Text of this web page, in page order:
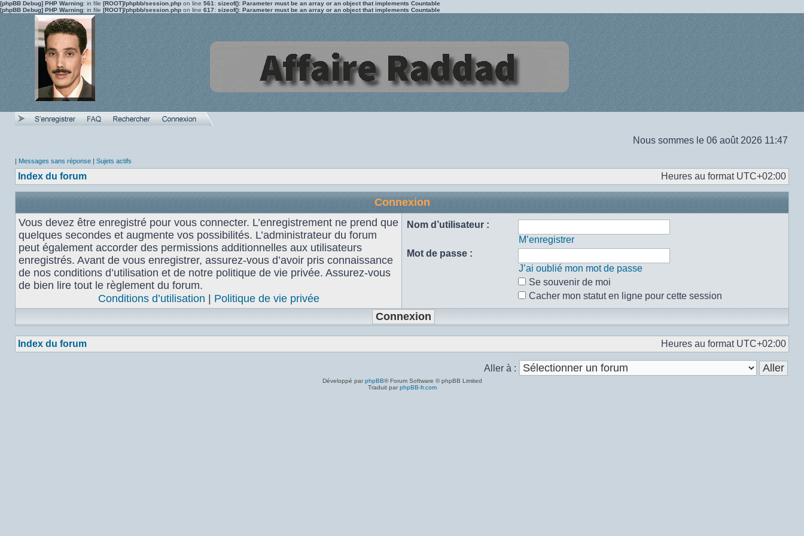
[phpBB Debug] PHP Warning: in file [ROOT]/phpbb/session.php on line 561 : sizeof(): Parameter must be an array or an object that implements Countable
[phpBB Debug] PHP Warning: in file [ROOT]/phpbb/session.php on line 617: sizeof(): Parameter must be an array or an object that implements Countable
Nous sommes le 06 août 2026 11:47
| Messages sans réponse | Sujets actifs
Index du forum Heures au format UTC+02:00
Connexion
Vous devez être enregistré pour vous connecter. L’enregistrement ne prend que
quelques secondes et augmente vos possibilités. L’administrateur du forum
peut également accorder des permissions additionnelles aux utilisateurs
enregistrés. Avant de vous enregistrer, assurez-vous d’avoir pris connaissance
de nos conditions d’utilisation et de notre politique de vie privée. Assurez-vous
de bien lire tout le règlement du forum.
Conditions d’utilisation
Politique de vie privée
Nom d’utilisateur :
M’enregistrer
Mot de passe :
J’ai oublié mon mot de passe
Se souvenir de moi
Cacher mon statut en ligne pour cette session
Index du forum Heures au format UTC+02:00
Aller à :
Développé par phpBB® Forum Software © phpBB Limited
Traduit par phpBB-fr.com